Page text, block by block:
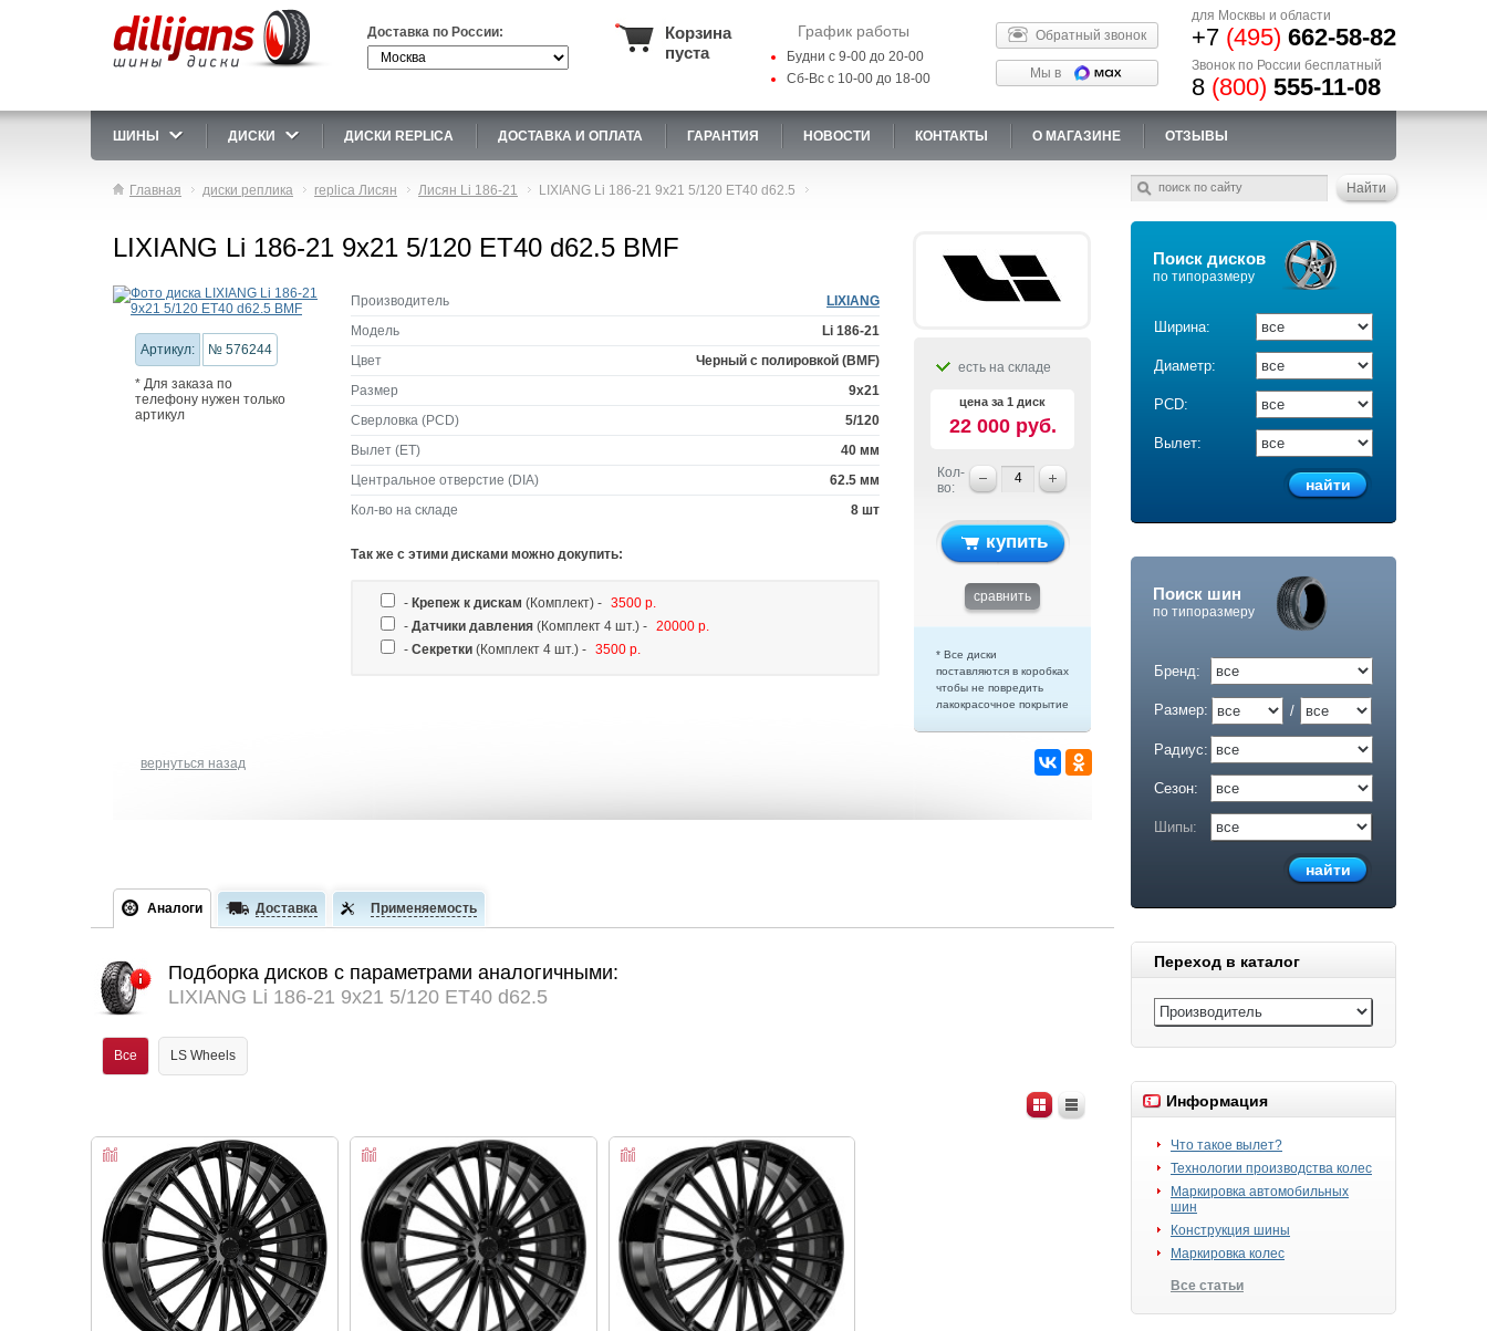
Доставка по России:
Корзина
пуста
График работы
Будни с 9-00 до 20-00
Сб-Вс с 10-00 до 18-00
Обратный звонок
Мы в
для Москвы и области
+7 (495) 662-58-82
Звонок по России бесплатный
8 (800) 555-11-08
ШИНЫ ДИСКИ ДИСКИ REPLICA ДОСТАВКА И ОПЛАТА ГАРАНТИЯ НОВОСТИ КОНТАКТЫ О МАГАЗИНЕ ОТЗЫВЫ
Главная диски реплика replica Лисян Лисян Li 186-21 LIXIANG Li 186-21 9x21 5/120 ET40 d62.5
Поиск дисков
по типоразмеру
Ширина:
Диаметр:
PCD:
Вылет:
Поиск шин
по типоразмеру
Бренд:
Размер: /
Радиус:
Сезон:
Шипы:
Переход в каталог
Информация
Что такое вылет?
Технологии производства колес
Маркировка автомобильных
шин
Конструкция шины
Маркировка колес
Все статьи
LIXIANG Li 186-21 9x21 5/120 ET40 d62.5 BMF
Артикул: № 576244
* Для заказа по
телефону нужен только
артикул
есть на складе
цена за 1 диск
22 000 руб.
Кол-
во:
купить
сравнить
* Все диски
поставляются в коробках
чтобы не повредить
лакокрасочное покрытие
Производитель
LIXIANG
Модель
Li 186-21
Цвет
Черный с полировкой (BMF)
Размер
9x21
Сверловка (PCD)
5/120
Вылет (ET)
40 мм
Центральное отверстие (DIA)
62.5 мм
Кол-во на складе
8 шт
Так же c этими дисками можно докупить:
- Крепеж к дискам (Комплект) - 3500 р.
- Датчики давления (Комплект 4 шт.) - 20000 р.
- Секретки (Комплект 4 шт.) - 3500 р.
вернуться назад
Аналоги Доставка Применяемость
Подборка дисков с параметрами аналогичными:
LIXIANG Li 186-21 9x21 5/120 ET40 d62.5
Все LS Wheels